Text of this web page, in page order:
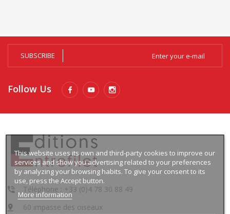
This website uses its own and third-party cookies to improve our
services and show you advertising related to your preferences
by analyzing your browsing habits. To give your consent to its
use, press the Accept button.
More information
SUBSCRIBE
Follow Us
Téléphone : +33 (0)4 78 30 88 49
60 impasse des oiseaux